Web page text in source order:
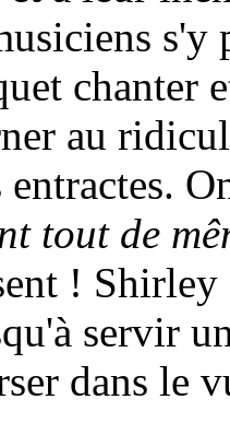
chanter
au
tout de
!
servir
dans le